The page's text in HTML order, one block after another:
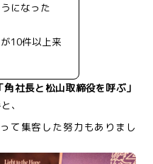
になった
10件以上来
「角社長と松山取締役を呼ぶ」
、
て集客した努力もありまし